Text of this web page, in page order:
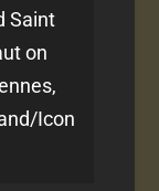
Saint
on
Icon